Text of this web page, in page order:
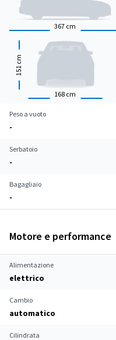
367 cm
168 cm
151
cm
Peso a vuoto
-
Serbatoio
-
Bagagliaio
-
Motore e performance
Alimentazione
elettrico
Cambio
automatico
Cilindrata